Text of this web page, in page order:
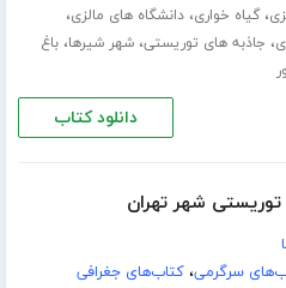
،گیاه خواری،دانشگاه های مالزی،
، جاذبه های توریستی،شهر شیرها،باغ
دانلود کتاب
شهر تهران
سرگرمی،کتاب‌های جغرافی